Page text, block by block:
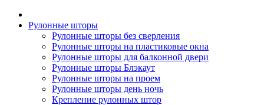
Рулонные шторы
Рулонные шторы без сверления
Рулонные шторы на пластиковые окна
Рулонные шторы для балконной двери
Рулонные шторы Блэкаут
Рулонные шторы на проем
Рулонные шторы день ночь
Крепление рулонных штор